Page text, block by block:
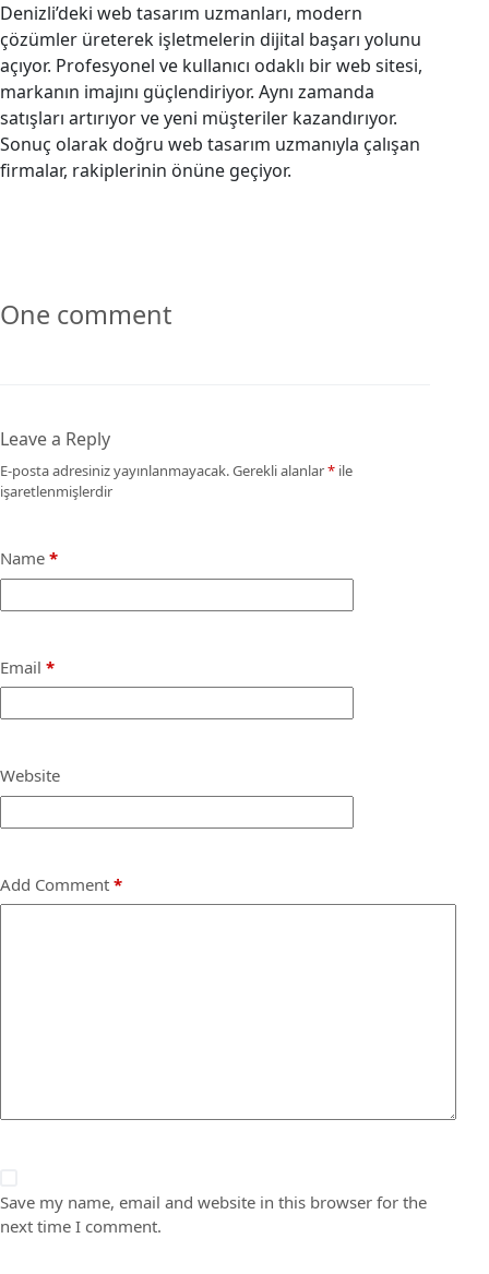
Denizli’deki web tasarım uzmanları, modern
çözümler üreterek işletmelerin dijital başarı yolunu
açıyor. Profesyonel ve kullanıcı odaklı bir web sitesi,
markanın imajını güçlendiriyor. Aynı zamanda
satışları artırıyor ve yeni müşteriler kazandırıyor.
Sonuç olarak doğru web tasarım uzmanıyla çalışan
firmalar, rakiplerinin önüne geçiyor.
One comment
Leave a Reply
E-posta adresiniz yayınlanmayacak.Gerekli alanlar* ile
işaretlenmişlerdir
Name *
Email *
Website
Add Comment *
Save my name, email and website in this browser for the
next time I comment.